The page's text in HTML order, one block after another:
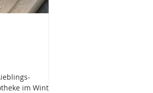
im Winter.